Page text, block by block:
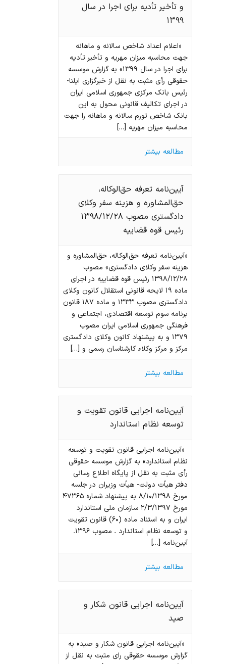
و تأخیر تأدیه برای اجرا در سال
۱۳۹۹
«اعلام اعداد شاخص سالانه و ماهانه
جهت محاسبه میزان مهریه و تأخیر تأدیه
برای اجرا در سال ۱۳۹۹» به گزارش موسسه
حقوقی رأی مثبت به نقل از خبرگزاری ایلنا-
رئیس بانک مرکزی جمهوری اسلامی ایران
در اجرای تکالیف قانونی محول به این
بانک شاخص تورم سالانه و ماهانه را جهت
محاسبه میزان مهریه […]
مطالعه بیشتر
آیین‌نامه تعرفه حق‌الوکاله،
حق‌المشاوره و هزینه سفر وکلای
دادگستری مصوب ۱۳۹۸/۱۲/۲۸
رئیس قوه قضاییه
«آیین‌نامه تعرفه حق‌الوکاله، حق‌المشاوره و
هزینه سفر وکلای دادگستری» مصوب
۱۳۹۸/۱۲/۲۸ رئیس قوه قضاییه در اجرای
ماده ۱۹ لایحه قانونی استقلال کانون وکلای
دادگستری مصوب ۱۳۳۳ و ماده ۱۸۷ قانون
برنامه سوم توسعه اقتصادی، اجتماعی و
فرهنگی جمهوری اسلامی ایران مصوب
۱۳۷۹ و به پیشنهاد کانون وکلای دادگستری
مرکز و مرکز وکلاء کارشناسان رسمی و […]
مطالعه بیشتر
آیین‌نامه اجرایی قانون تقویت و
توسعه نظام استاندارد
«آیین‌نامه اجرایی قانون تقویت و توسعه
نظام استاندارد» به گزارش موسسه حقوقی
رأی مثبت به نقل از پایگاه اطلاع رسانی
دفتر هیأت دولت- هیأت وزیران در جلسه
مورخ ۸/۱۰/۱۳۹۸ به پیشنهاد شماره ۴۷۳۶۵
مورخ ۲/۳/۱۳۹۷ سازمان ملی استاندارد
ایران و به استناد ماده (۶۰) قانون تقویت
و توسعه نظام استاندارد ـ مصوب ۱۳۹۶ـ
آیین‌نامه […]
مطالعه بیشتر
آیین‏‌نامه اجرایی قانون شکار و
صید
«آیین‏‌نامه اجرایی قانون شکار و صید» به
گزارش موسسه حقوقی رای مثبت به نقل از